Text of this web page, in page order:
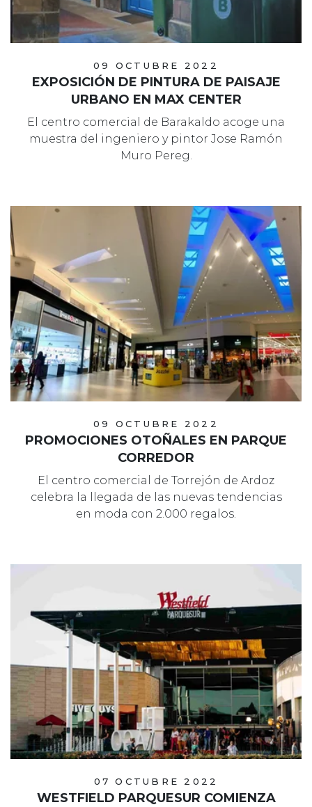
09 OCTUBRE 2022
EXPOSICIÓN DE PINTURA DE PAISAJE
URBANO EN MAX CENTER
El centro comercial de Barakaldo acoge una
muestra del ingeniero y pintor Jose Ramón
Muro Pereg.
09 OCTUBRE 2022
PROMOCIONES OTOÑALES EN PARQUE
CORREDOR
El centro comercial de Torrejón de Ardoz
celebra la llegada de las nuevas tendencias
en moda con 2.000 regalos.
07 OCTUBRE 2022
WESTFIELD PARQUESUR COMIENZA